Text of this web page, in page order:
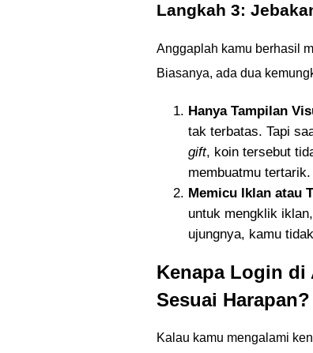
Langkah 3:
Anggaplah kamu berhasil
Biasanya, ada dua
Hanya Tampilan
tak terbatas. Tapi
gift, koin tersebut
membuatmu tertarik.
Memicu Iklan atau
untuk mengklik
ujungnya, kamu
Kenapa Login di
Sesuai Harapan?
Kalau kamu mengalami